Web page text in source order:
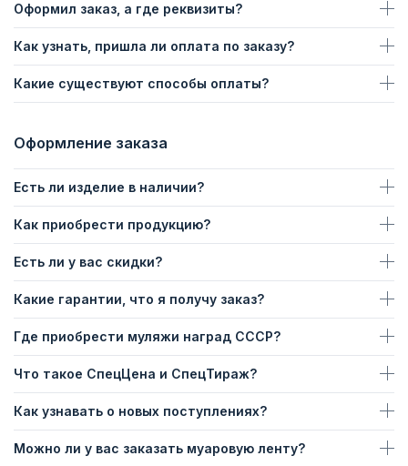
Оформил заказ, а где реквизиты?
Как узнать, пришла ли оплата по заказу?
Какие существуют способы оплаты?
Оформление заказа
Есть ли изделие в наличии?
Как приобрести продукцию?
Есть ли у вас скидки?
Какие гарантии, что я получу заказ?
Где приобрести муляжи наград СССР?
Что такое СпецЦена и СпецТираж?
Как узнавать о новых поступлениях?
Можно ли у вас заказать муаровую ленту?